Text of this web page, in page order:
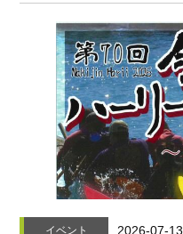
イベント 2026-07-13